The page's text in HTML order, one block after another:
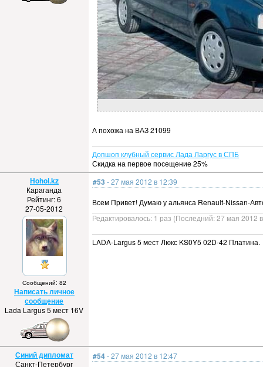
А похожа на ВАЗ 21099
Допшоп клубный сервис Лада Ларгус в СПБ
Скидка на первое посещение 25%
Hohol.kz
Караганда
Рейтинг: 6
27-05-2012
Сообщений: 82
Написать личное
сообщение
Lada Largus 5 мест 16V
#53 - 27 мая 2012 в 12:39
Всем Привет! Думаю у альянса Renault-Nissan-
Редактировалось: 1 раз (Последний: 27 мая 2012
LADA-Largus 5 мест Люкс KS0Y5 02D-42 Платина.
Синий дипломат
Санкт-Петербург
#54- 27 мая 2012 в 12:47